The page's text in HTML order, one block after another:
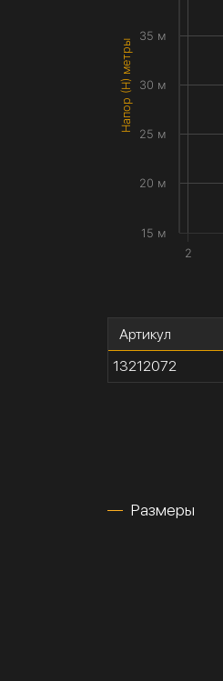
Напор (H) метры
2
15 м
20 м
25 м
30 м
35 м
Артикул
13212072
Размеры